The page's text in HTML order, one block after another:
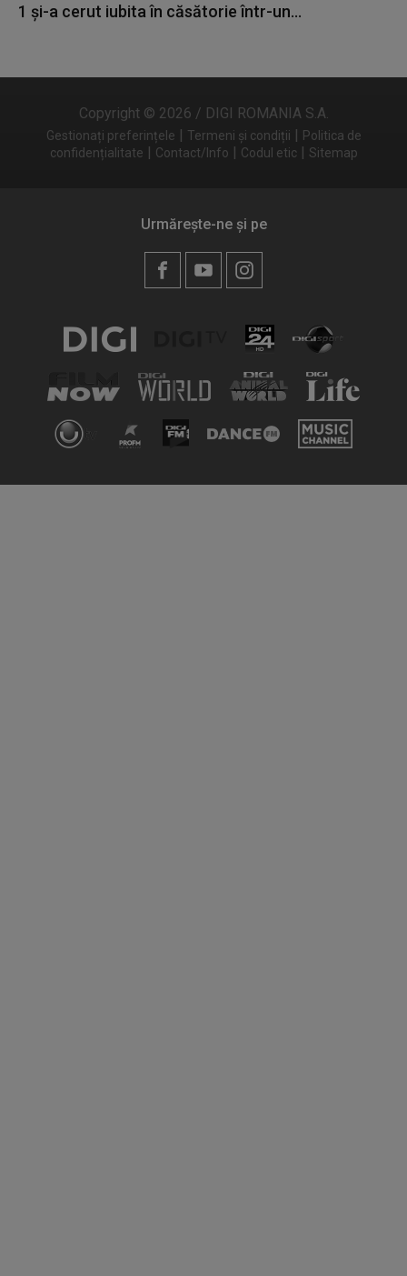
1 și-a cerut iubita în căsătorie într-un...
Copyright © 2026 / DIGI ROMANIA S.A.
Gestionați preferințele | Termeni și condiții | Politica de
confidențialitate | Contact/Info | Codul etic | Sitemap
Urmărește-ne și pe